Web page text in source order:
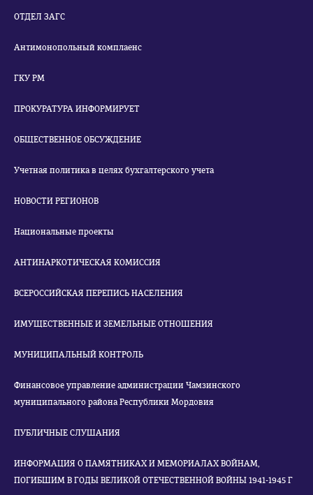
ОТДЕЛ ЗАГС
Антимонопольный комплаенс
ГКУ РМ
ПРОКУРАТУРА ИНФОРМИРУЕТ
ОБЩЕСТВЕННОЕ ОБСУЖДЕНИЕ
Учетная политика в целях бухгалтерского учета
НОВОСТИ РЕГИОНОВ
Национальные проекты
АНТИНАРКОТИЧЕСКАЯ КОМИССИЯ
ВСЕРОССИЙСКАЯ ПЕРЕПИСЬ НАСЕЛЕНИЯ
ИМУЩЕСТВЕННЫЕ И ЗЕМЕЛЬНЫЕ ОТНОШЕНИЯ
МУНИЦИПАЛЬНЫЙ КОНТРОЛЬ
Финансовое управление администрации Чамзинского
муниципального района Республики Мордовия
ПУБЛИЧНЫЕ СЛУШАНИЯ
ИНФОРМАЦИЯ О ПАМЯТНИКАХ И МЕМОРИАЛАХ ВОЙНАМ,
ПОГИБШИМ В ГОДЫ ВЕЛИКОЙ ОТЕЧЕСТВЕННОЙ ВОЙНЫ 1941-1945 Г